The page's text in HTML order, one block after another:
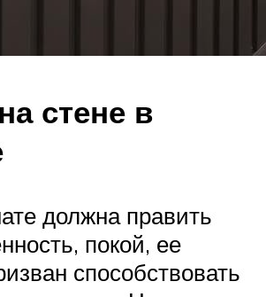
стене в
должна править
покой, ее
способствовать